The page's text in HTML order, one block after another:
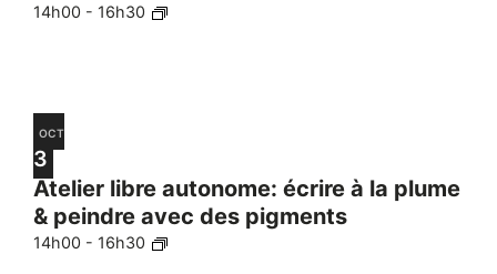
14h00 - 16h30
OCT
3
Atelier libre autonome: écrire à la plume
& peindre avec des pigments
14h00 - 16h30